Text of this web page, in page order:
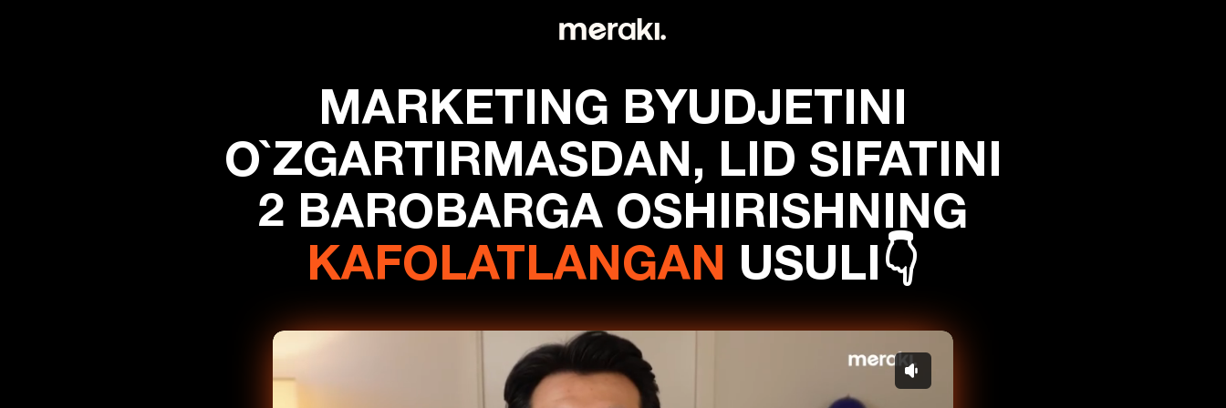
MARKETING BYUDJETINI
O`ZGARTIRMASDAN, LID SIFATINI
2 BAROBARGA OSHIRISHNING
KAFOLATLANGAN USULI👇